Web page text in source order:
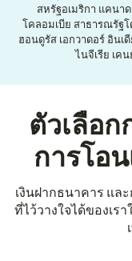
สหรัฐอเมริกา แคนา
โคลอมเบีย สาธารณรัฐ
ฮอนดูรัส เอกวาดอร์ อินเ
ไนจีเรีย เค
ตัวเลือก
การโอน
เงินฝากธนาคาร แล
ที่ไว้วางใจได้ของเร